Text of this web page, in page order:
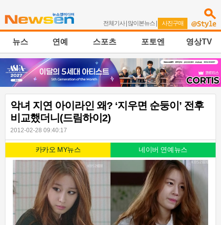
전체기사| 많이본뉴스 | 사진구매
뉴스 연예 스포츠 포토엔 영상TV
악녀 지연 아이라인 왜? ‘지우면 순둥이’ 전후
비교했더니(드림하이2)
2012-02-28 09:40:17
카카오 MY뉴스 네이버 연예뉴스